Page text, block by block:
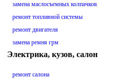
замена маслосъемных колпачков
ремонт топливной системы
ремонт двигателя
замена ремня грм
Электрика, кузов, салон
ремонт салона